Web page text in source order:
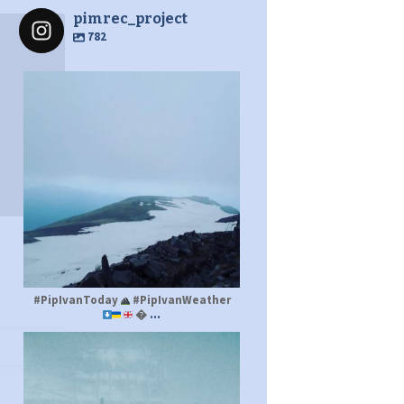
pimrec_project
782
#PipIvanToday
#PipIvanWeather
 ...